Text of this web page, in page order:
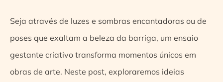
Seja através de luzes e sombras encantadoras ou de
poses que exaltam a beleza da barriga, um ensaio
gestante criativo transforma momentos únicos em
obras de arte. Neste post, exploraremos ideias